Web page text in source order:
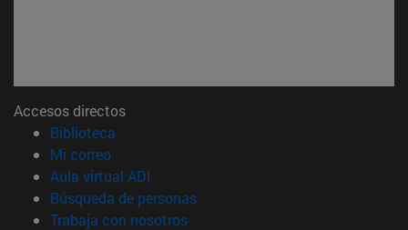
Accesos directos
Biblioteca
Mi correo(abre en nueva ventana)
Aula virtual ADI
Búsqueda de personas(abre en nueva ventana)
Trabaja con nosotros(abre en nueva ventana)